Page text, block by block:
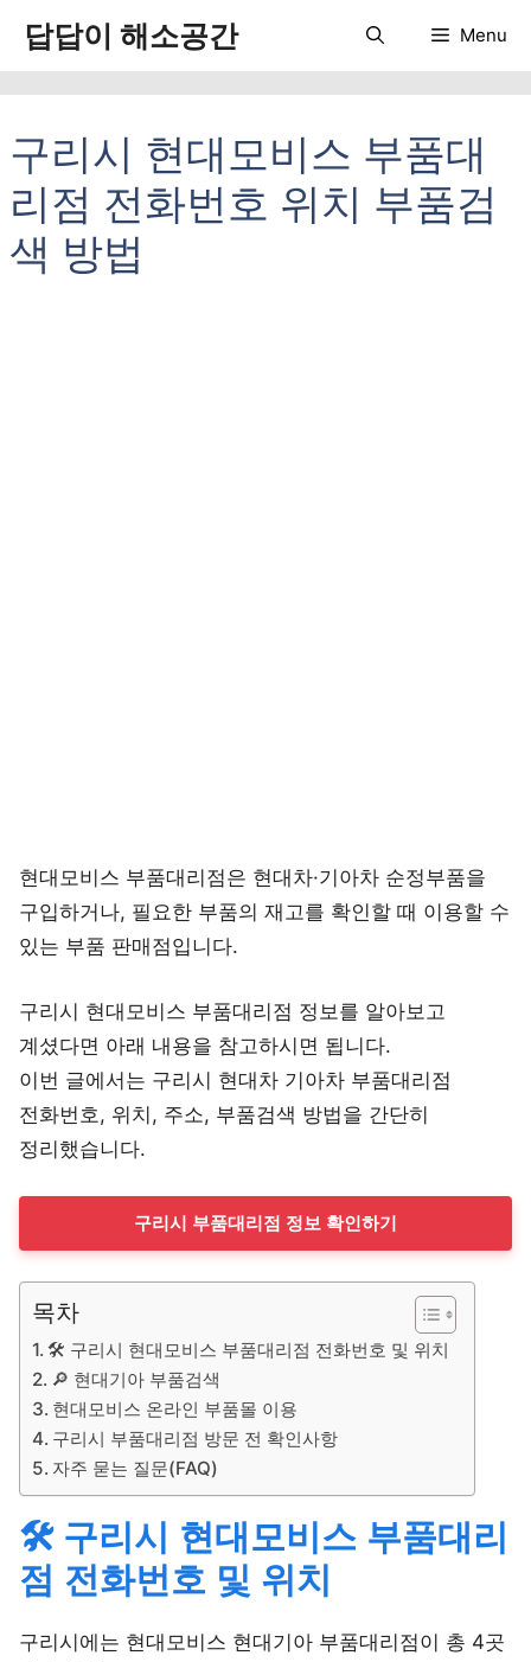
츠
로
너
뛰
기
답답이 해소공간 Menu
구리시 현대모비스 부품대
리점 전화번호 위치 부품검
색 방법
현대모비스 부품대리점은 현대차·기아차 순정부품을
구입하거나, 필요한 부품의 재고를 확인할 때 이용할 수
있는 부품 판매점입니다.
구리시 현대모비스 부품대리점 정보를 알아보고
계셨다면 아래 내용을 참고하시면 됩니다.
이번 글에서는 구리시 현대차 기아차 부품대리점
전화번호, 위치, 주소, 부품검색 방법을 간단히
정리했습니다.
구리시 부품대리점 정보 확인하기
목차
🛠️ 구리시 현대모비스 부품대리점 전화번호 및 위치
🔎 현대기아 부품검색
현대모비스 온라인 부품몰 이용
구리시 부품대리점 방문 전 확인사항
자주 묻는 질문(FAQ)
🛠️ 구리시 현대모비스 부품대리
점 전화번호 및 위치
구리시에는 현대모비스 현대기아 부품대리점이 총 4곳